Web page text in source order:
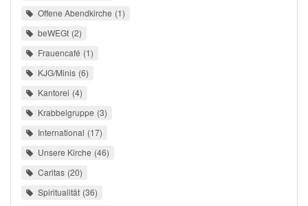
Offene Abendkirche 1
beWEGt 2
Frauencafé 1
KJG/Minis 6
Kantorei 4
Krabbelgruppe 3
International 17
Unsere Kirche 46
Caritas 20
Spiritualität 36